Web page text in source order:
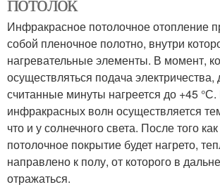
Инфракрасное потолочное отопление
собой пленочное полотно, внутри
нагревательные элементы. В момент,
осуществляться подача
считанные минуты нагреется до +45
инфракрасных волн осуществляется
что и у солнечного света. После того
потолочное покрытие будет нагрето,
направлено к полу, от которого в
отражаться.